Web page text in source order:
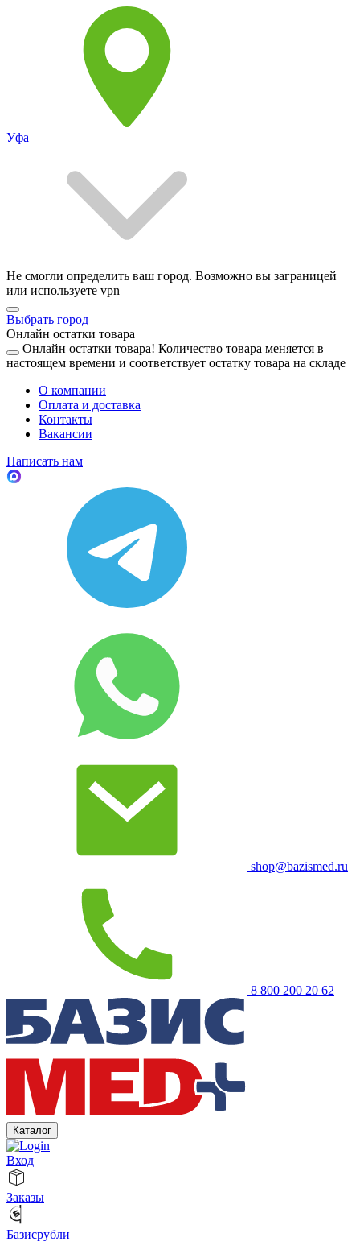
Уфа
Не смогли определить ваш город. Возможно вы заграницей
или используете vpn
Выбрать город
Онлайн остатки товара
Онлайн остатки товара! Количество товара меняется в
настоящем времени и соответствует остатку товара на складе
О компании
Оплата и доставка
Контакты
Вакансии
Написать нам
shop@bazismed.ru
8 800 200 20 62
Каталог
Вход
Заказы
Базисрубли